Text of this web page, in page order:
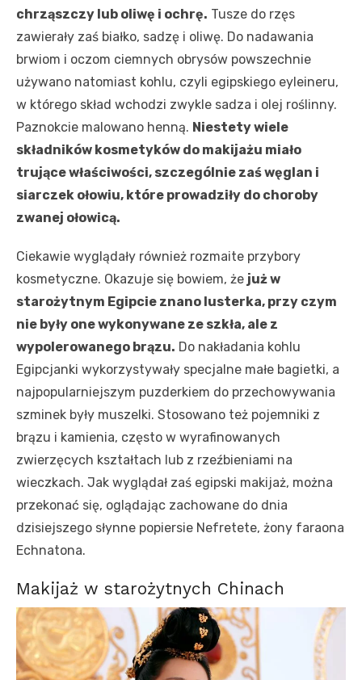
chrząszczy lub oliwę i ochrę. Tusze do rzęs
zawierały zaś białko, sadzę i oliwę. Do nadawania
brwiom i oczom ciemnych obrysów powszechnie
używano natomiast kohlu, czyli egipskiego eyleineru,
w którego skład wchodzi zwykle sadza i olej roślinny.
Paznokcie malowano henną. Niestety wiele
składników kosmetyków do makijażu miało
trujące właściwości, szczególnie zaś węglan i
siarczek ołowiu, które prowadziły do choroby
zwanej ołowicą.
Ciekawie wyglądały również rozmaite przybory
kosmetyczne. Okazuje się bowiem, że już w
starożytnym Egipcie znano lusterka, przy czym
nie były one wykonywane ze szkła, ale z
wypolerowanego brązu. Do nakładania kohlu
Egipcjanki wykorzystywały specjalne małe bagietki, a
najpopularniejszym puzderkiem do przechowywania
szminek były muszelki. Stosowano też pojemniki z
brązu i kamienia, często w wyrafinowanych
zwierzęcych kształtach lub z rzeźbieniami na
wieczkach. Jak wyglądał zaś egipski makijaż, można
przekonać się, oglądając zachowane do dnia
dzisiejszego słynne popiersie Nefretete, żony faraona
Echnatona.
Makijaż w starożytnych Chinach